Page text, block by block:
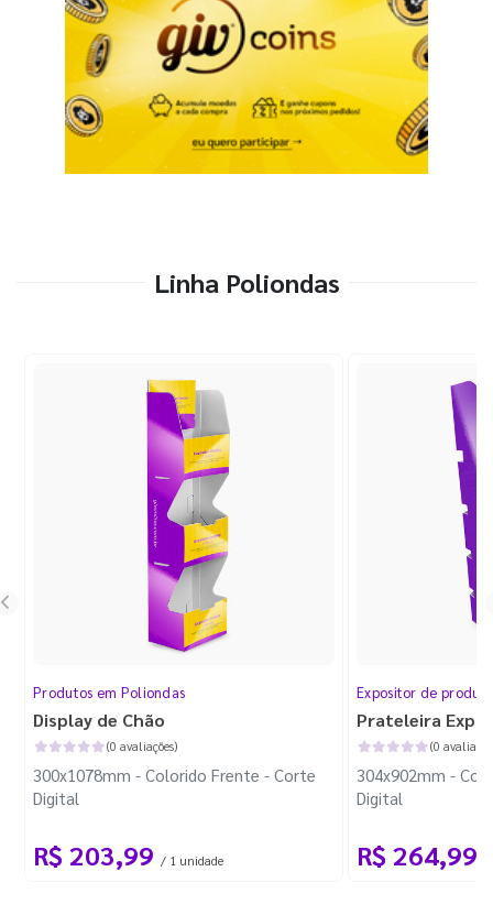
Linha Poliondas
Produtos em Poliondas
Display de Chão
(0 avaliações)
300x1078mm - Colorido Frente - Corte
Digital
R$ 203,99 / 1 unidade
Expositor de
Prateleira
(0
304x902mm -
Digital
R$ 264,99